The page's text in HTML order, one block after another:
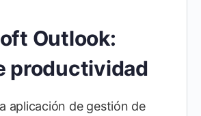
Outlook:
productividad
aplicación de gestión de